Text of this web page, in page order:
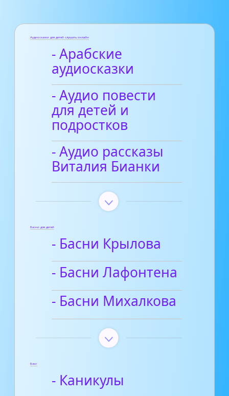
Аудиосказки для детей слушать онлайн
- Арабские
аудиосказки
- Аудио повести
для детей и
подростков
- Аудио рассказы
Виталия Бианки
Басни для детей
- Басни Крылова
- Басни Лафонтена
- Басни Михалкова
Блог
- Каникулы